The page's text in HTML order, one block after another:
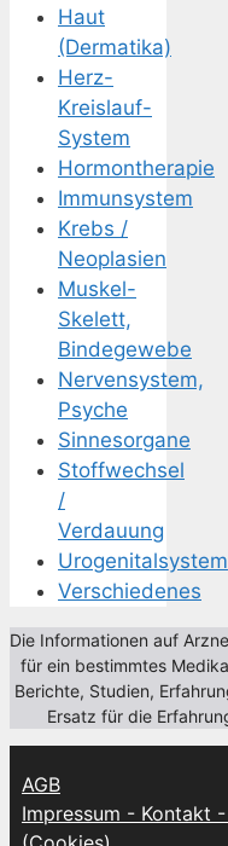
Haut
(Dermatika)
Herz-
Kreislauf-
System
Hormontherapie
Immunsystem
Krebs /
Neoplasien
Muskel-
Skelett,
Bindegewebe
Nervensystem,
Psyche
Sinnesorgane
Stoffwechsel
/
Verdauung
Urogenitalsystem
Verschiedenes
Die Informationen auf
für ein bestimmtes
Berichte, Studien,
Ersatz für die
AGB
Impressum - Kontakt